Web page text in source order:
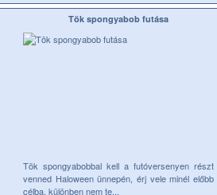
Tök spongyabob futása
Tök spongyabobbal kell a futóversenyen részt
venned Haloween ünnepén, érj vele minél előbb
célba, különben nem te...